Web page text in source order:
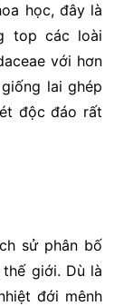
học, đây là
top các loài
với hơn
lai ghép
độc đáo rất
sử phân bố
giới. Dù là
đới mênh